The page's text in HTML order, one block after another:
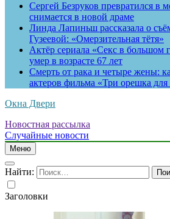
Сергей Безруков превратился в
снимается в новой драме
Линда Лапиньш рассказала о
Гузеевой: «Омерзительная тётя»
Актёр сериала «Секс в большом
умер в возрасте 67 лет
Смерть от рака и четыре жены:
актеров фильма «Три орешка
Окна Двери
Новостная рассылка
Случайные новости
Меню
Найти:
Заголовки